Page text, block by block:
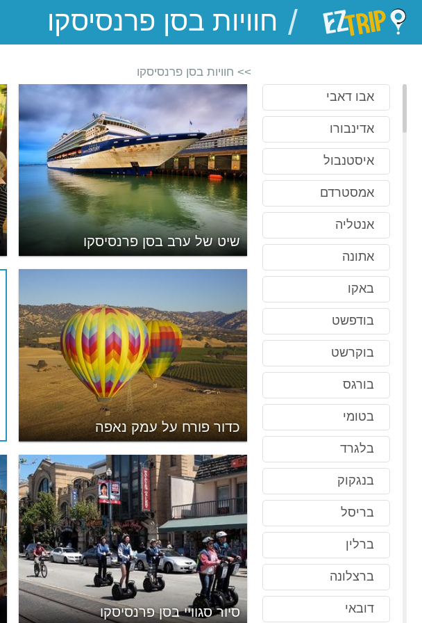
EZTrip
/
אבו דאבי
אדינבורו
איסטנבול
אמסטרדם
אנטליה
אתונה
באקו
בודפשט
בוקרשט
בורגס
בטומי
בלגרד
בנגקוק
בריסל
ברלין
ברצלונה
דובאי
>> חוויות בסן פרנסיסקו
שיט של ערב בסן פרנסיסקו
כדור פורח על עמק נאפה
סיור סגוויי בסן פרנסיסקו
בסן פרנסיסקו
העתיקים בסן
סן פרנסיסקו